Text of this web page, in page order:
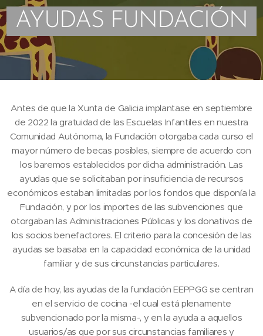
AYUDAS FUNDACIÓN
Antes de que la Xunta de Galicia implantase en septiembre
de 2022 la gratuidad de las Escuelas Infantiles en nuestra
Comunidad Autónoma, la Fundación otorgaba cada curso el
mayor número de becas posibles, siempre de acuerdo con
los baremos establecidos por dicha administración. Las
ayudas que se solicitaban por insuficiencia de recursos
económicos estaban limitadas por los fondos que disponía la
Fundación, y por los importes de las subvenciones que
otorgaban las Administraciones Públicas y los donativos de
los socios benefactores. El criterio para la concesión de las
ayudas se basaba en la capacidad económica de la unidad
familiar y de sus circunstancias particulares.
A día de hoy, las ayudas de la fundación EEPPGG se centran
en el servicio de cocina -el cual está plenamente
subvencionado por la misma-, y en la ayuda a aquellos
usuarios/as que por sus circunstancias familiares y